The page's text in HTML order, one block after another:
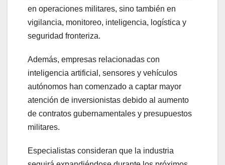
en operaciones militares, sino también en
vigilancia, monitoreo, inteligencia, logística y
seguridad fronteriza.
Además, empresas relacionadas con
inteligencia artificial, sensores y vehículos
autónomos han comenzado a captar mayor
atención de inversionistas debido al aumento
de contratos gubernamentales y presupuestos
militares.
Especialistas consideran que la industria